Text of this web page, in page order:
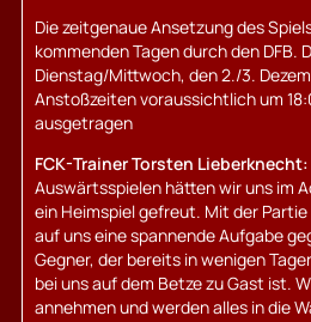
Die zeitgenaue Ansetzung des
kommenden Tagen durch den DFB.
Dienstag/Mittwoch, den 2./3.
Anstoßzeiten voraussichtlich um
ausgetragen
FCK-Trainer Torsten Lieberknecht:
Auswärtsspielen hätten wir uns im
ein Heimspiel gefreut. Mit der
auf uns eine spannende Aufgabe
Gegner, der bereits in wenigen
bei uns auf dem Betze zu Gast ist.
annehmen und werden alles in die